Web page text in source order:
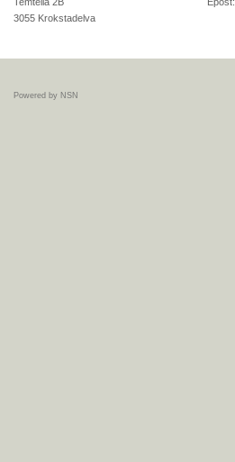
3055 Krokstadelva
Powered by NSN